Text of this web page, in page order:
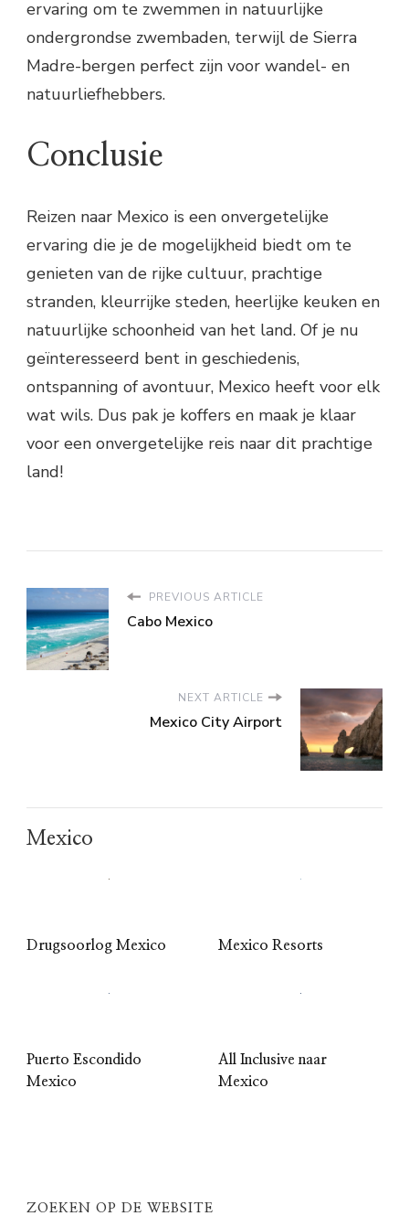
ervaring om te zwemmen in natuurlijke
ondergrondse zwembaden, terwijl de Sierra
Madre-bergen perfect zijn voor wandel- en
natuurliefhebbers.
Conclusie
Reizen naar Mexico is een onvergetelijke
ervaring die je de mogelijkheid biedt om te
genieten van de rijke cultuur, prachtige
stranden, kleurrijke steden, heerlijke keuken en
natuurlijke schoonheid van het land. Of je nu
geïnteresseerd bent in geschiedenis,
ontspanning of avontuur, Mexico heeft voor elk
wat wils. Dus pak je koffers en maak je klaar
voor een onvergetelijke reis naar dit prachtige
land!
PREVIOUS ARTICLE
Cabo Mexico
NEXT ARTICLE
Mexico City Airport
Mexico
Drugsoorlog Mexico Mexico Resorts
Puerto Escondido
Mexico
All Inclusive naar
Mexico
ZOEKEN OP DE WEBSITE